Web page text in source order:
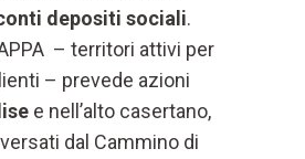
depositi sociali.
– territori attivi per
– prevede azioni
e nell’alto casertano,
dal Cammino di